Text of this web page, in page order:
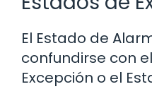
El Estado de
confundirse con
Excepción o el